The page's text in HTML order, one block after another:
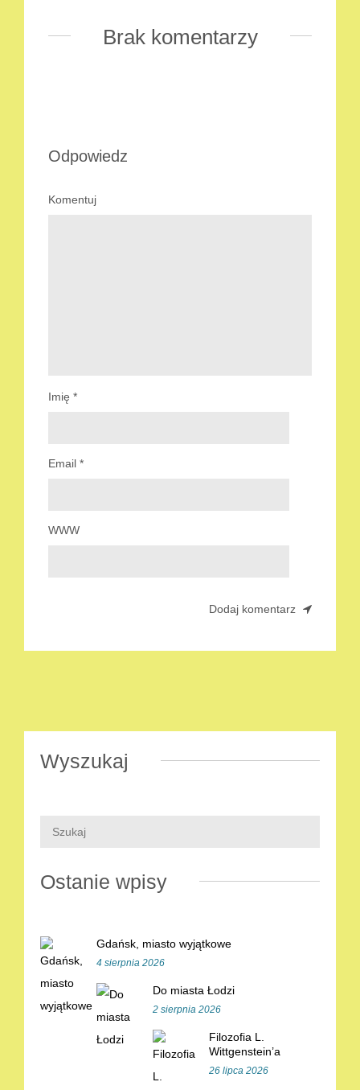
Brak komentarzy
Odpowiedz
Komentuj
Imię *
Email *
WWW
Wyszukaj
Ostanie wpisy
Gdańsk, miasto wyjątkowe
4 sierpnia 2026
Do miasta Łodzi
2 sierpnia 2026
Filozofia L.
Wittgenstein’a
26 lipca 2026